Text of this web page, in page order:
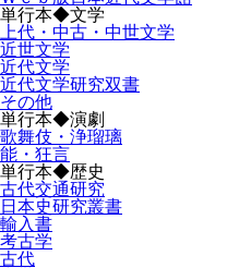
単行本◆文学
上代・中古・中世文学
近世文学
近代文学
近代文学研究双書
その他
単行本◆演劇
歌舞伎・浄瑠璃
能・狂言
単行本◆歴史
古代交通研究
日本史研究叢書
輸入書
考古学
古代